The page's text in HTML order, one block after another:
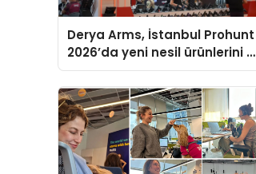
Derya Arms, İstanbul Prohunt
2026’da yeni nesil ürünlerini ve
global marka vizyonunu
sergiledi